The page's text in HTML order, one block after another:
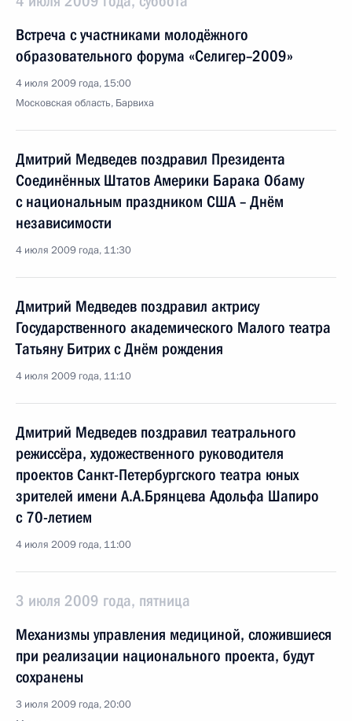
Встреча с участниками молодёжного
образовательного форума «Селигер–2009»
4 июля 2009 года, 15:00
Московская область, Барвиха
Дмитрий Медведев поздравил Президента
Соединённых Штатов Америки Барака Обаму
с национальным праздником США – Днём
независимости
4 июля 2009 года, 11:30
Дмитрий Медведев поздравил актрису
Государственного академического Малого театра
Татьяну Битрих с Днём рождения
4 июля 2009 года, 11:10
Дмитрий Медведев поздравил театрального
режиссёра, художественного руководителя
проектов Санкт-Петербургского театра юных
зрителей имени А.А.Брянцева Адольфа Шапиро
с 70-летием
4 июля 2009 года, 11:00
3 июля 2009 года, пятница
Механизмы управления медициной, сложившиеся
при реализации национального проекта, будут
сохранены
3 июля 2009 года, 20:00